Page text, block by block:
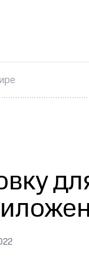
отчетность
капитал